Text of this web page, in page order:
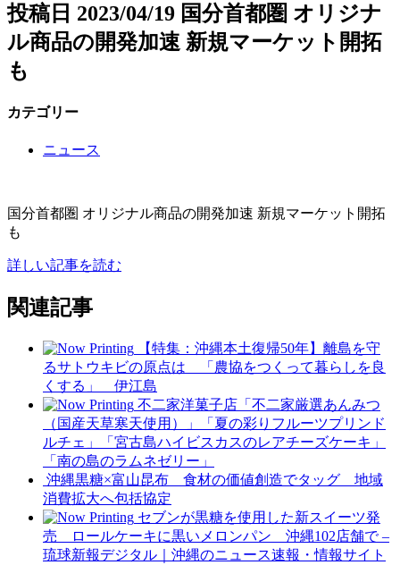
投稿日 2023/04/19 国分首都圏 オリジナ
ル商品の開発加速 新規マーケット開拓
も
カテゴリー
ニュース
国分首都圏 オリジナル商品の開発加速 新規マーケット開拓
も
詳しい記事を読む
関連記事
【特集：沖縄本土復帰50年】離島を守
るサトウキビの原点は 「農協をつくって暮らしを良
くする」 伊江島
不二家洋菓子店「不二家厳選あんみつ
（国産天草寒天使用）」「夏の彩りフルーツプリンド
ルチェ」「宮古島ハイビスカスのレアチーズケーキ」
「南の島のラムネゼリー」
沖縄黒糖×富山昆布 食材の価値創造でタッグ 地域
消費拡大へ包括協定
セブンが黒糖を使用した新スイーツ発
売 ロールケーキに黒いメロンパン 沖縄102店舗で –
琉球新報デジタル｜沖縄のニュース速報・情報サイト